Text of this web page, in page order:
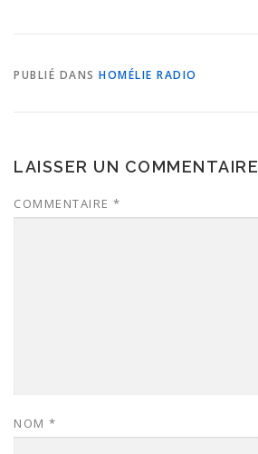
PUBLIÉ DANS HOMÉLIE RADIO
LAISSER UN COMMENTAIRE
COMMENTAIRE *
NOM *